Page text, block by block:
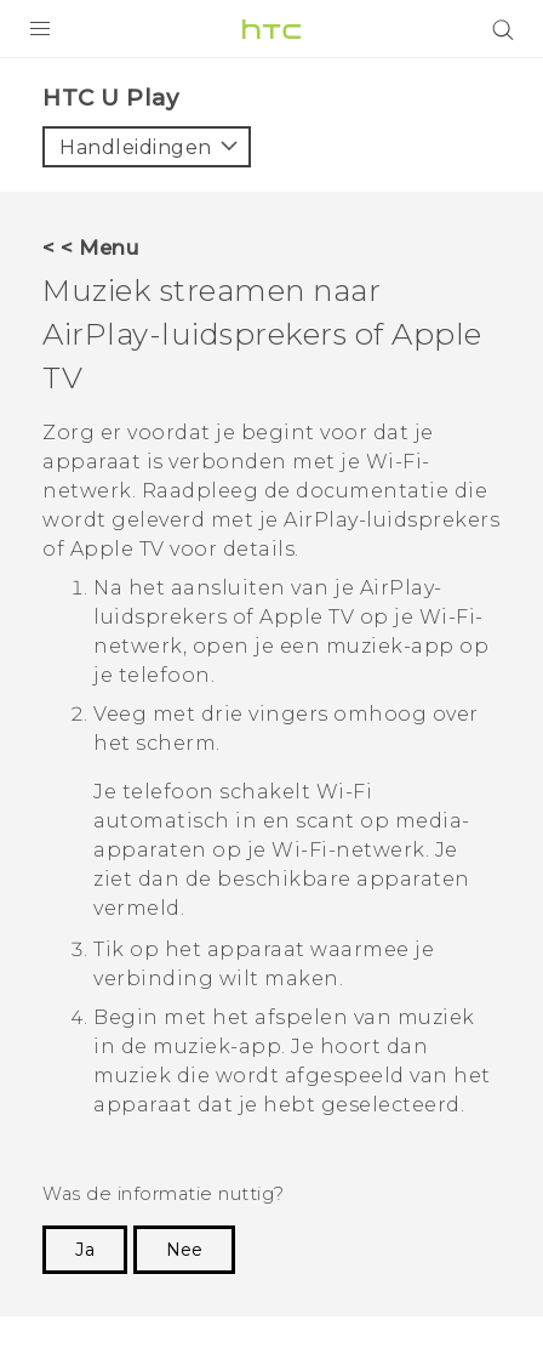
VIVE
AANBIEDINGEN
HTC Club
SUPPORT
HTC-apparaten & -accessoires
VIVERSE
Aanmelden
HTC U Play‎
Handleidingen
< < Menu
Muziek streamen naar
AirPlay-luidsprekers of Apple
TV
Zorg er voordat je begint voor dat je
apparaat is verbonden met je Wi‍-Fi-
netwerk. Raadpleeg de documentatie die
wordt geleverd met je AirPlay-luidsprekers
of Apple TV voor details.
Na het aansluiten van je AirPlay-
luidsprekers of Apple TV op je Wi‍-Fi-
netwerk, open je een muziek-app op
je telefoon.
Veeg met drie vingers omhoog over
het scherm.
Je telefoon schakelt Wi‍-Fi
automatisch in en scant op media-
apparaten op je Wi‍-Fi -netwerk. Je
ziet dan de beschikbare apparaten
vermeld.
Tik op het apparaat waarmee je
verbinding wilt maken.
Begin met het afspelen van muziek
in de muziek-app. Je hoort dan
muziek die wordt afgespeeld van het
apparaat dat je hebt geselecteerd.
Was de informatie nuttig?
Ja
Nee